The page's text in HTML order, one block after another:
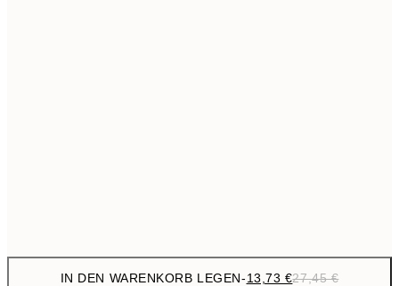
IN DEN WARENKORB LEGEN-13,73 €27,45 €